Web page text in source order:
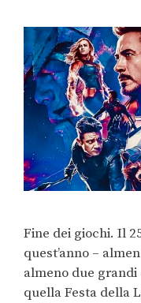
Fine dei giochi. Il
quest’anno –
almeno due
quella Festa della